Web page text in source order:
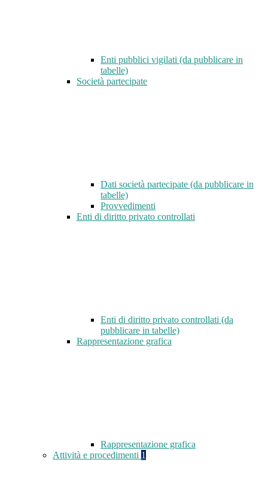
Enti pubblici vigilati (da pubblicare in
tabelle)
Società partecipate
Dati società partecipate (da pubblicare in
tabelle)
Provvedimenti
Enti di diritto privato controllati
Enti di diritto privato controllati (da
pubblicare in tabelle)
Rappresentazione grafica
Rappresentazione grafica
Attività e procedimenti 1